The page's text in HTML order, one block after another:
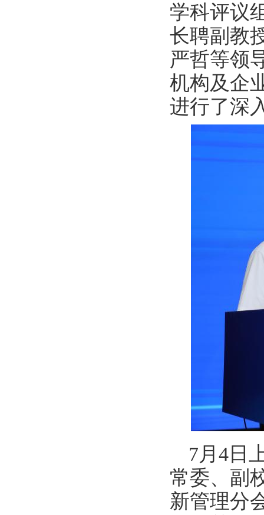
学科评议
长聘副教
严哲等领
机构及企
进行了深
7月4日
常委、副
新管理分